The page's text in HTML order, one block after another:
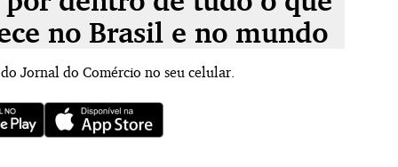
no Brasil e no mundo
Jornal do Comércio no seu celular.